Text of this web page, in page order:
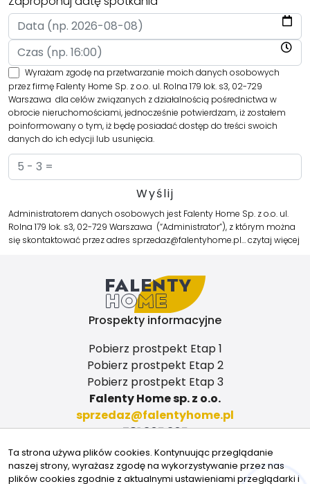
Wyrażam zgodę na przetwarzanie moich danych osobowych
przez firmę Falenty Home Sp. z o.o. ul. Rolna 179 lok. s3, 02-729
Warszawa dla celów związanych z działalnością pośrednictwa w
obrocie nieruchomościami, jednocześnie potwierdzam, iż zostałem
poinformowany o tym, iż będę posiadać dostęp do treści swoich
danych do ich edycji lub usunięcia.
Administratorem danych osobowych jest Falenty Home Sp. z o.o. ul.
Rolna 179 lok. s3, 02-729 Warszawa (“Administrator”), z którym można
się skontaktować przez adres sprzedaz@falentyhome.pl…czytaj więcej
Prospekty informacyjne
Pobierz prostpekt Etap 1
Pobierz prostpekt Etap 2
Pobierz prostpekt Etap 3
Falenty Home sp. z o.o.
sprzedaz@falentyhome.pl
781 305 305
ul. Rolna 179/s3
02-729 Warszawa
Znajdziesz nas tu
Ta strona używa plików cookies. Kontynuując przeglądanie
naszej strony, wyrażasz zgodę na wykorzystywanie przez nas
plików cookies zgodnie z aktualnymi ustawieniami przeglądarki i